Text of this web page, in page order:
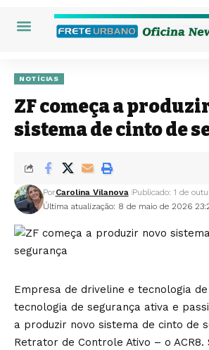
NOTÍCIAS
ZF começa a
sistema de cinto de
Última atualização: 8 de maio de 2026
PorCarolina Vilanova Publicado: 1 de
Empresa de driveline e tecnologia
tecnologia de segurança ativa e
a produzir novo sistema de cinto de
Retrator de Controle Ativo – o ACR8.